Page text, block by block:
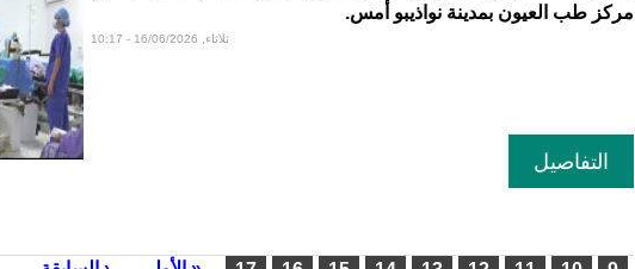
مركز طب العيون بمدينة نواذيبو أمس.
ثلاثاء, 16/06/2026 - 10:17
التفاصيل